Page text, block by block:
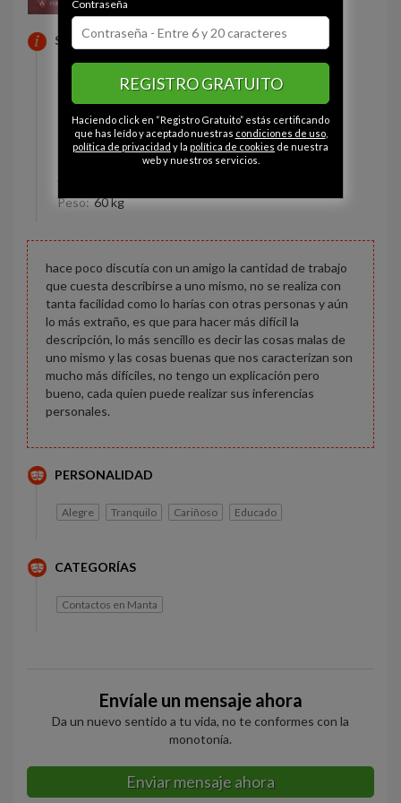
SOBRE MI
Estado civil: Soltero
Ojos: Gris
Pelo: Moreno
Constitución: Deportista
Peso: 60 kg
hace poco discutía con un amigo la cantidad de trabajo
que cuesta describirse a uno mismo, no se realiza con
tanta facilidad como lo harías con otras personas y aún
lo más extraño, es que para hacer más difícil la
descripción, lo más sencillo es decir las cosas malas de
uno mismo y las cosas buenas que nos caracterizan son
mucho más difíciles, no tengo un explicación pero
bueno, cada quien puede realizar sus inferencias
personales.
PERSONALIDAD
Alegre Tranquilo Cariñoso Educado
CATEGORÍAS
Contactos en Manta
Envíale un mensaje ahora
Da un nuevo sentido a tu vida, no te conformes con la
monotonía.
Enviar mensaje ahora
Contraseña
REGISTRO GRATUITO
Haciendo click en “Registro Gratuito” estás certificando
que has leído y aceptado nuestras condiciones de uso,
política de privacidad y la política de cookies de nuestra
web y nuestros servicios.